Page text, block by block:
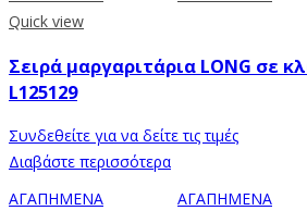
Quick view
Σειρά μαργαριτάρια LONG σε
L125129
Συνδεθείτε για να δείτε τις τιμές
Διαβάστε περισσότερα
ΑΓΑΠΗΜΕΝΑ
ΑΓΑΠΗΜΕΝΑ